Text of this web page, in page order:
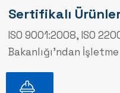
Sertifikalı
ISO 9001:2008, ISO
Bakanlığı'ndan